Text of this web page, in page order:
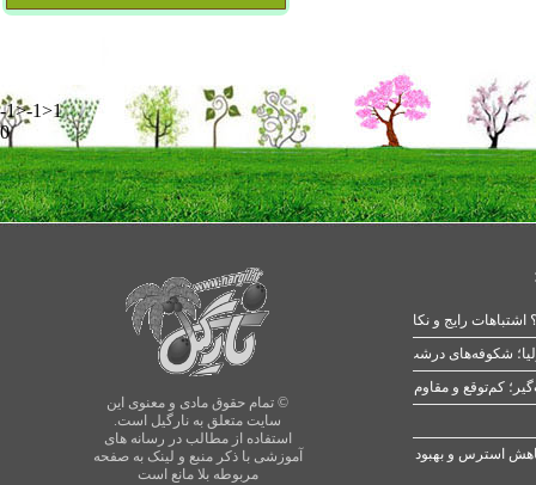
-1>-1>1
0
© تمام حقوق مادی و معنوی این
سایت متعلق به نارگیل است.
استفاده از مطالب در رسانه های
آموزشی با ذکر منبع و لینک به صفحه
مربوطه بلا مانع است
رایج و نکات طلایی
شکوفه‌های درشت در بهار